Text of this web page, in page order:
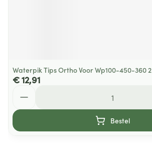
Waterpik Tips Ortho Voor Wp100-450-360 2
€ 12,91
Bestel